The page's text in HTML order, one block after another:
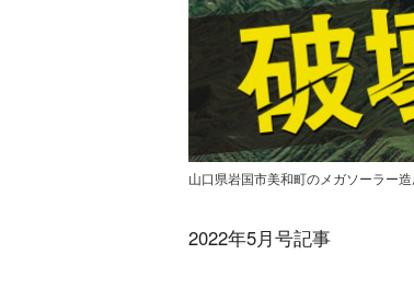
山口県岩国市美和町のメガソーラー
2022年5月号記事